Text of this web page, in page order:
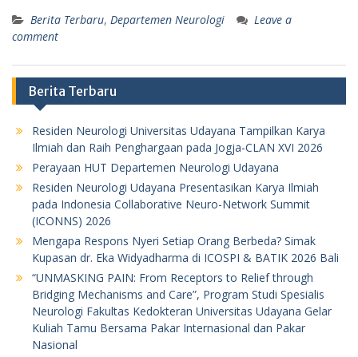
Berita Terbaru, Departemen Neurologi
Leave a
comment
Berita Terbaru
Residen Neurologi Universitas Udayana Tampilkan Karya
Ilmiah dan Raih Penghargaan pada Jogja-CLAN XVI 2026
Perayaan HUT Departemen Neurologi Udayana
Residen Neurologi Udayana Presentasikan Karya Ilmiah
pada Indonesia Collaborative Neuro-Network Summit
(ICONNS) 2026
Mengapa Respons Nyeri Setiap Orang Berbeda? Simak
Kupasan dr. Eka Widyadharma di ICOSPI & BATIK 2026 Bali
“UNMASKING PAIN: From Receptors to Relief through
Bridging Mechanisms and Care”, Program Studi Spesialis
Neurologi Fakultas Kedokteran Universitas Udayana Gelar
Kuliah Tamu Bersama Pakar Internasional dan Pakar
Nasional